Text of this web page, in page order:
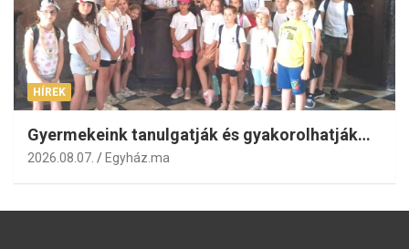
HÍREK
Gyermekeink tanulgatják és gyakorolhatják…
2026.08.07. Egyház.ma